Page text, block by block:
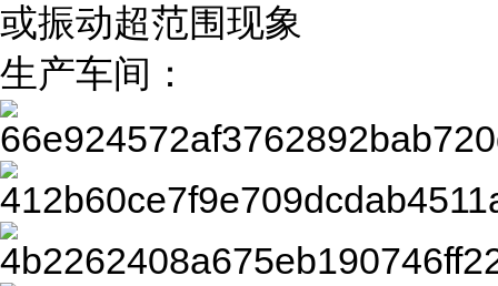
或振动超范围现象
生产车间：